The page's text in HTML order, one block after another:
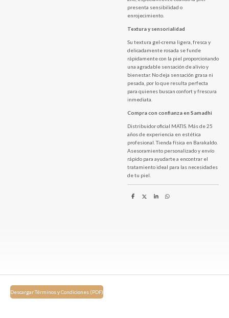
presenta sensibilidad o
enrojecimiento.
Textura y sensorialidad
Su textura gel-crema ligera, fresca y
delicadamente rosada se funde
rápidamente con la piel proporcionando
una agradable sensación de alivio y
bienestar. No deja sensación grasa ni
pesada, por lo que resulta perfecta
para quienes buscan confort y frescura
inmediata.
Compra con confianza en Samadhi
Distribuidor oficial MATIS. Más de 25
años de experiencia en estética
profesional. Tienda física en Barakaldo.
Asesoramiento personalizado y envío
rápido para ayudarte a encontrar el
tratamiento ideal para las necesidades
de tu piel.
C
C
C
C
Descargar Términos y Condiciones (PDF)